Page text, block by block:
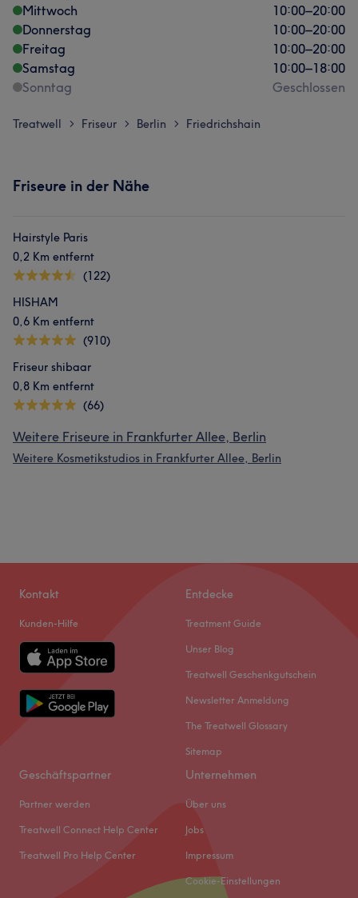
Mittwoch
10:00–20:00
Donnerstag
10:00–20:00
Freitag
10:00–20:00
Samstag
10:00–18:00
Sonntag
Geschlossen
Treatwell > Friseur > Berlin > Friedrichshain
Friseure in der Nähe
Hairstyle Paris
0,2 Km entfernt
(122)
HISHAM
0,6 Km entfernt
(910)
Friseur shibaar
0,8 Km entfernt
(66)
Weitere Friseure in Frankfurter Allee, Berlin
Weitere Kosmetikstudios in Frankfurter Allee, Berlin
Kontakt
Kunden-Hilfe
Entdecke
Treatment Guide
Unser Blog
Treatwell Geschenkgutschein
Newsletter Anmeldung
The Treatwell Glossary
Sitemap
Geschäftspartner
Partner werden
Treatwell Connect Help Center
Treatwell Pro Help Center
Unternehmen
Über uns
Jobs
Impressum
Cookie-Einstellungen